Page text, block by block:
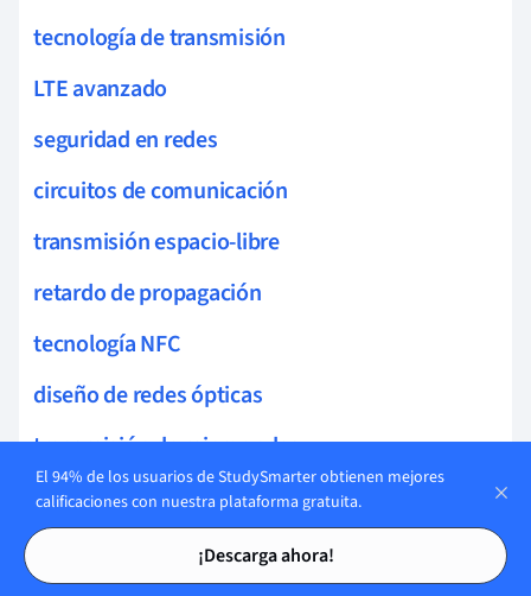
Tarjetas de estudio
Tarjetas de estudio
tecnología de transmisión
LTE avanzado
seguridad en redes
circuitos de comunicación
transmisión espacio-libre
retardo de propagación
tecnología NFC
diseño de redes ópticas
transmisión de microondas
limitaciones de ancho de banda
El 94% de los usuarios de StudySmarter obtienen mejores
calificaciones con nuestra plataforma gratuita.
¡Descarga ahora!